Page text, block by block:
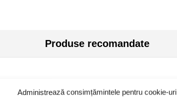
Administrează consimțămintele pentru cookie-uri
Produse recomandate